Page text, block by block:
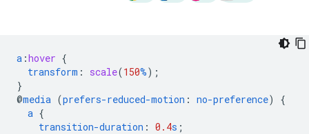
a :hover {
transform : scale(150%);
}
@media (prefers-reduced-motion : no-preference)
{
a {
transition-duration : 0.4s ;